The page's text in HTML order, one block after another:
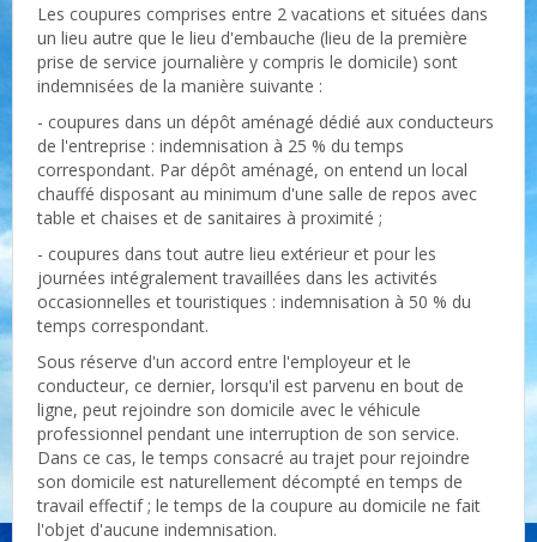
Les coupures comprises entre 2 vacations et situées dans
un lieu autre que le lieu d'embauche (lieu de la première
prise de service journalière y compris le domicile) sont
indemnisées de la manière suivante :
- coupures dans un dépôt aménagé dédié aux conducteurs
de l'entreprise : indemnisation à 25 % du temps
correspondant. Par dépôt aménagé, on entend un local
chauffé disposant au minimum d'une salle de repos avec
table et chaises et de sanitaires à proximité ;
- coupures dans tout autre lieu extérieur et pour les
journées intégralement travaillées dans les activités
occasionnelles et touristiques : indemnisation à 50 % du
temps correspondant.
Sous réserve d'un accord entre l'employeur et le
conducteur, ce dernier, lorsqu'il est parvenu en bout de
ligne, peut rejoindre son domicile avec le véhicule
professionnel pendant une interruption de son service.
Dans ce cas, le temps consacré au trajet pour rejoindre
son domicile est naturellement décompté en temps de
travail effectif ; le temps de la coupure au domicile ne fait
l'objet d'aucune indemnisation.